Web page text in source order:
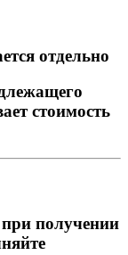
отдельно
стоимость
получении